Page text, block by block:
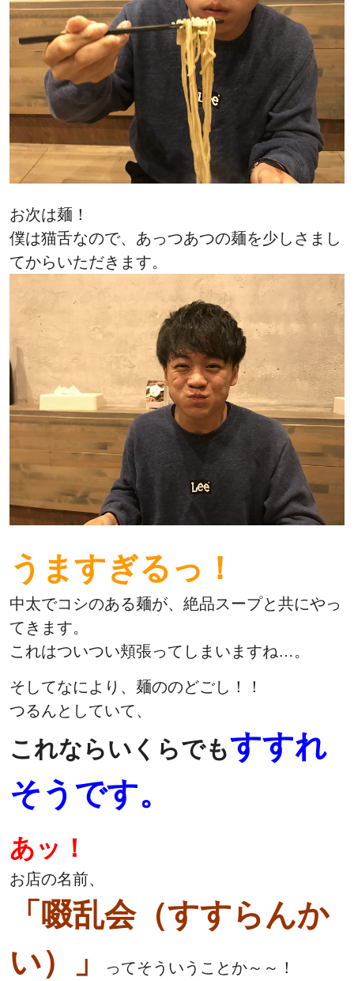
お次は麺！
僕は猫舌なので、あっつあつの麺を少しさまし
てからいただきます。
うますぎるっ！
中太でコシのある麺が、絶品スープと共にやっ
てきます。
これはついつい頬張ってしまいますね…。
そしてなにより、麺ののどごし！！
つるんとしていて、
これならいくらでもすすれ
そうです。
あッ！
お店の名前、
「啜乱会（すすらんか
い）」
ってそういうことか～～！